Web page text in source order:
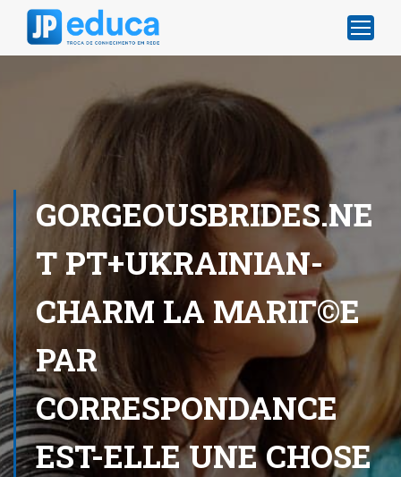
GORGEOUSBRIDES.NE
T PT+UKRAINIAN-
CHARM LA MARIГ©E
PAR
CORRESPONDANCE
EST-ELLE UNE CHOSE